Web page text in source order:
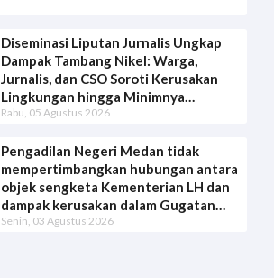
Diseminasi Liputan Jurnalis Ungkap
Dampak Tambang Nikel: Warga,
Jurnalis, dan CSO Soroti Kerusakan
Lingkungan hingga Minimnya
Transparansi
Rabu, 05 Agustus 2026
Pengadilan Negeri Medan tidak
mempertimbangkan hubungan antara
objek sengketa Kementerian LH dan
dampak kerusakan dalam Gugatan
Intervensi WALHI
Senin, 03 Agustus 2026